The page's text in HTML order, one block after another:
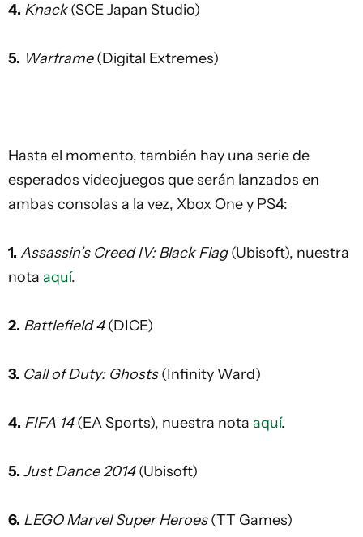
4. Knack(SCE Japan Studio)
5. Warframe(Digital Extremes)
Hasta el momento, también hay una serie de
esperados videojuegos que serán lanzados en
ambas consolas a la vez, Xbox One y PS4:
1. Assassin’s Creed IV: Black Flag(Ubisoft), nuestra
nota aquí.
2. Battlefield 4(DICE)
3. Call of Duty: Ghosts(Infinity Ward)
4. FIFA 14(EA Sports), nuestra nota aquí.
5. Just Dance 2014(Ubisoft)
6. LEGO Marvel Super Heroes(TT Games)